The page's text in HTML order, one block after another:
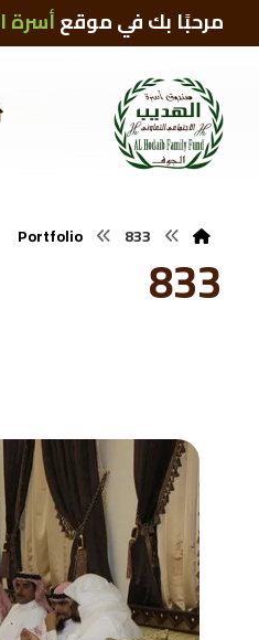
مرحبًا بك في موقعأسرة
Portfolio 833
833